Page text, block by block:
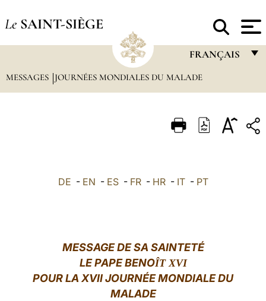
Le SAINT-SIÈGE
FRANÇAIS
FRANÇAIS
ITALIANO
العربيّة
LATINE
MESSAGES JOURNÉES MONDIALES DU MALADE
DE - EN - ES- FR- HR- IT- PT
MESSAGE DE SA SAINTETÉ
LE PAPE BENOÎT XVI
POUR LA XVII JOURNÉE MONDIALE DU
MALADE